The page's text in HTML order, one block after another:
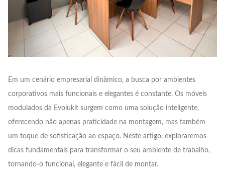
Em um cenário empresarial dinâmico, a busca por ambientes
corporativos mais funcionais e elegantes é constante. Os móveis
modulados da Evolukit surgem como uma solução inteligente,
oferecendo não apenas praticidade na montagem, mas também
um toque de sofisticação ao espaço. Neste artigo, exploraremos
dicas fundamentais para transformar o seu ambiente de trabalho,
tornando-o funcional, elegante e fácil de montar.